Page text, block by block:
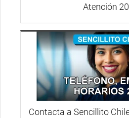
Atención
Contacta a Sencillito